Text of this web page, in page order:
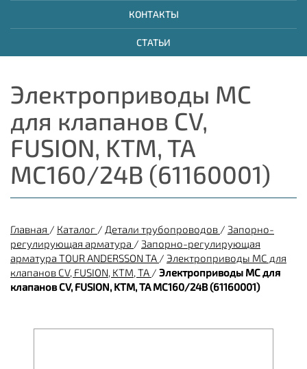
КОНТАКТЫ
СТАТЬИ
Электроприводы МС
для клапанов CV,
FUSION, KTM, TA
МС160/24В (61160001)
Главная / Каталог / Детали трубопроводов / Запорно-
регулирующая арматура / Запорно-регулирующая
арматура TOUR ANDERSSON TA / Электроприводы МС для
клапанов CV, FUSION, KTM, TA / Электроприводы МС для
клапанов CV, FUSION, KTM, TA МС160/24В (61160001)